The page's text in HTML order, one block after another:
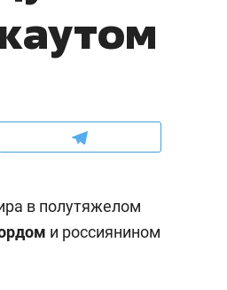
в полутяжелом
и россиянином
мастеров
налогах и развитии без